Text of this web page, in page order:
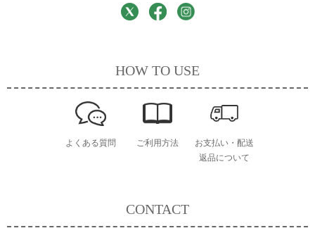
CONTACT
HOW TO USE
よくある質問 ご利用方法
お支払い・配送
返品について